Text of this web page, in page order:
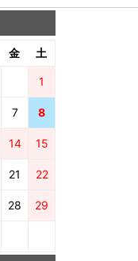
金 土
1
7 8
14 15
21 22
28 29